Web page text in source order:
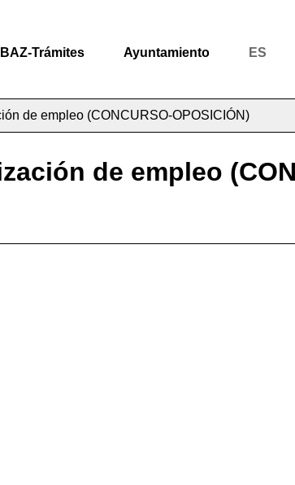
BAZ-Trámites Ayuntamiento ES
de empleo (CONCURSO-OPOSICIÓN)
de empleo